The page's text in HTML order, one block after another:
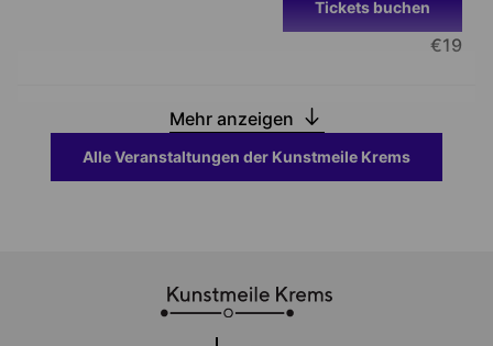
Tickets buchen
€19
Mehr anzeigen
Alle Veranstaltungen der Kunstmeile Krems